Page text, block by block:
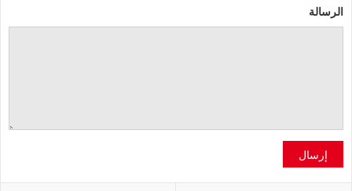
الرسالة
إرسال